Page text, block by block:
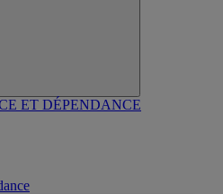
ET DÉPENDANCE